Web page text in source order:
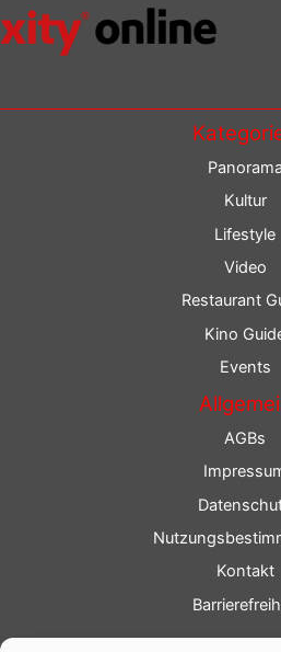
Panorama
Kultur
Lifestyle
Video
Restaurant
Kino
Events
AGBs
Kontakt